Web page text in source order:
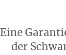
Eine
der